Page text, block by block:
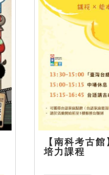
【南科考古
培力課程